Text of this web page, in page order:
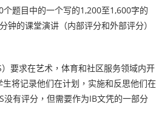
题目中的一个写的1,200至1,600字的
钟的课堂演讲（内部评分和外部评分）
要求在艺术，体育和社区服务领域内开
将记录他们在计划，实施和反思他们在
没有评分，但需要作为IB文凭的一部分